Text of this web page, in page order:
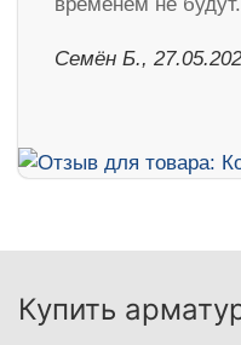
Семён Б.,
Купить